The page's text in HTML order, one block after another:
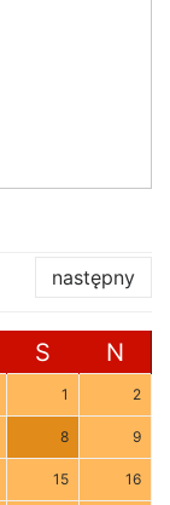
następny
S N
1 2
8 9
15 16